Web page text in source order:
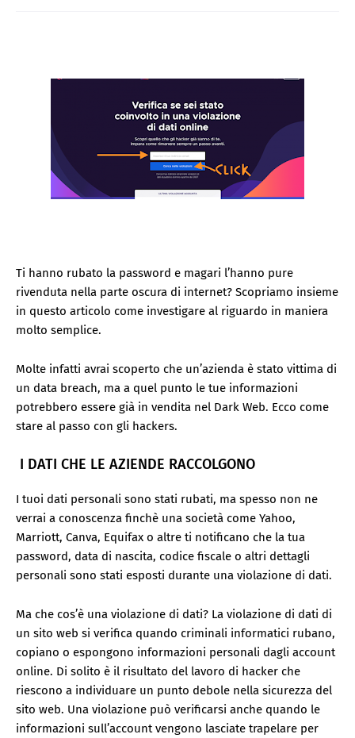
Ti hanno rubato la password e magari l’hanno pure
rivenduta nella parte oscura di internet? Scopriamo insieme
in questo articolo come investigare al riguardo in maniera
molto semplice.
Molte infatti avrai scoperto che un’azienda è stato vittima di
un data breach, ma a quel punto le tue informazioni
potrebbero essere già in vendita nel Dark Web. Ecco come
stare al passo con gli hackers.
I DATI CHE LE AZIENDE RACCOLGONO
I tuoi dati personali sono stati rubati, ma spesso non ne
verrai a conoscenza finchè una società come Yahoo,
Marriott, Canva, Equifax o altre ti notificano che la tua
password, data di nascita, codice fiscale o altri dettagli
personali sono stati esposti durante una violazione di dati.
Ma che cos’è una violazione di dati? La violazione di dati di
un sito web si verifica quando criminali informatici rubano,
copiano o espongono informazioni personali dagli account
online. Di solito è il risultato del lavoro di hacker che
riescono a individuare un punto debole nella sicurezza del
sito web. Una violazione può verificarsi anche quando le
informazioni sull’account vengono lasciate trapelare per